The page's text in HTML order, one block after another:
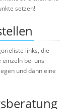
setzen!
links, die
einzeln bei uns
legen und dann eine